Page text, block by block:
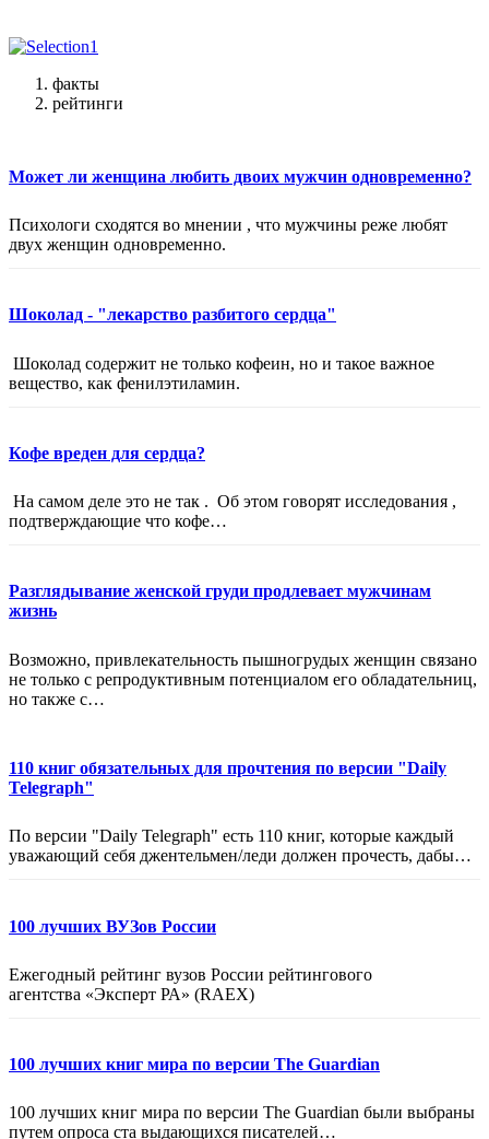
факты
рейтинги
Может ли женщина любить двоих мужчин одновременно?
Психологи сходятся во мнении , что мужчины реже любят
двух женщин одновременно.
Шоколад - "лекарство разбитого сердца"
Шоколад содержит не только кофеин, но и такое важное
вещество, как фенилэтиламин.
Кофе вреден для сердца?
На самом деле это не так . Об этом говорят исследования ,
подтверждающие что кофе…
Разглядывание женской груди продлевает мужчинам
жизнь
Возможно, привлекательность пышногрудых женщин связано
не только с репродуктивным потенциалом его обладательниц,
но также с…
110 книг обязательных для прочтения по версии "Daily
Telegraph"
По версии "Daily Telegraph" есть 110 книг, которые каждый
уважающий себя джентельмен/леди должен прочесть, дабы…
100 лучших ВУЗов России
Ежегодный рейтинг вузов России рейтингового
агентства «Эксперт РА» (RAEХ)
100 лучших книг мира по версии The Guardian
100 лучших книг мира по версии The Guardian были выбраны
путем опроса ста выдающихся писателей…